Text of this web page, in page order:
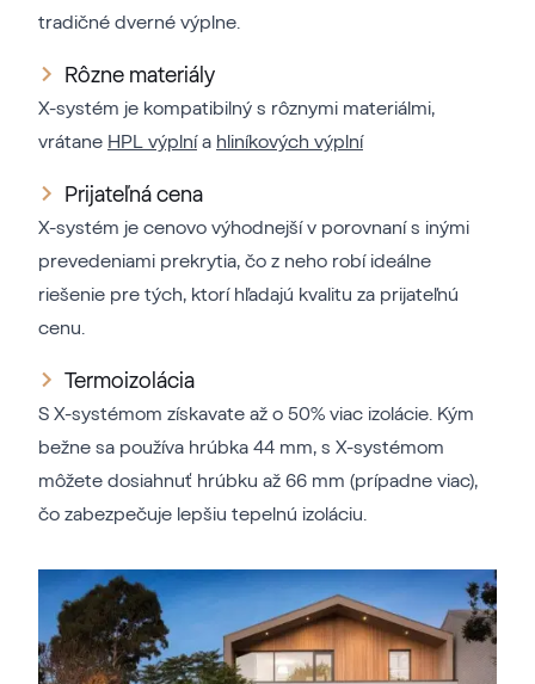
tradičné dverné výplne.
Rôzne materiály
X-systém je kompatibilný s rôznymi materiálmi,
vrátane HPL výplnía hliníkových výplní
Prijateľná cena
X-systém je cenovo výhodnejší v porovnaní s inými
prevedeniami prekrytia, čo z neho robí ideálne
riešenie pre tých, ktorí hľadajú kvalitu za prijateľnú
cenu.
Termoizolácia
S X-systémom získavate až o 50% viac izolácie. Kým
bežne sa používa hrúbka 44 mm, s X-systémom
môžete dosiahnuť hrúbku až 66 mm (prípadne viac),
čo zabezpečuje lepšiu tepelnú izoláciu.